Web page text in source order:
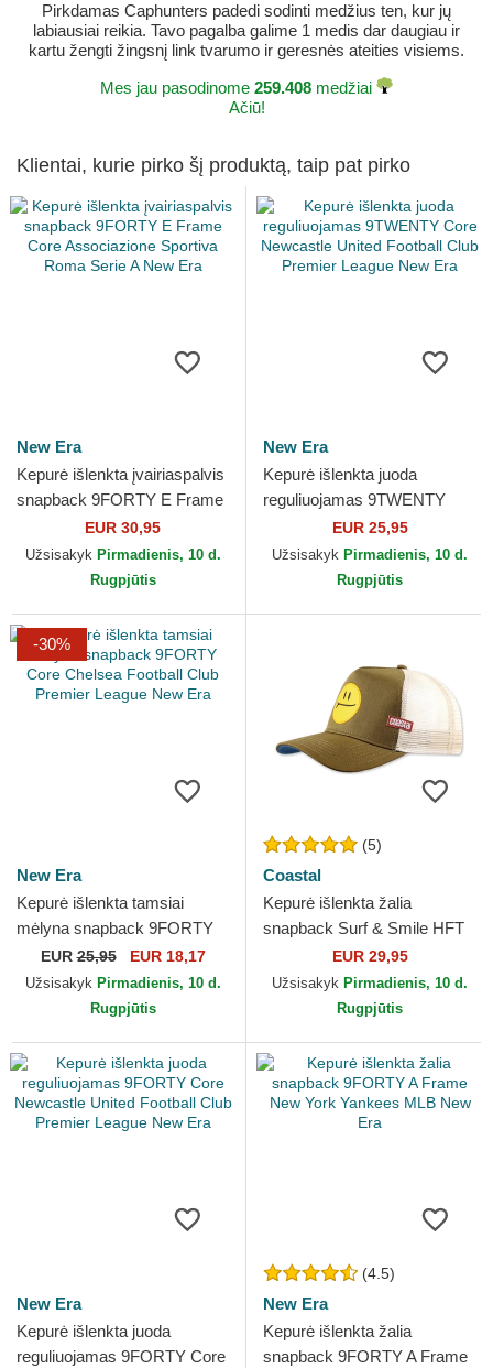
Pirkdamas Caphunters padedi sodinti medžius ten, kur jų
labiausiai reikia. Tavo pagalba galime 1 medis dar daugiau ir
kartu žengti žingsnį link tvarumo ir geresnės ateities visiems.
Mes jau pasodinome 259.408 medžiai
Ačiū!
Klientai, kurie pirko šį produktą, taip pat pirko
New Era
Kepurė išlenkta įvairiaspalvis
snapback 9FORTY E Frame
Core Associazione Sportiva
Roma Serie A...
EUR 30,95
Užsisakyk Pirmadienis, 10 d.
Rugpjūtis
New Era
Kepurė išlenkta juoda
reguliuojamas 9TWENTY
Core Newcastle United
Football Club Premier
EUR 25,95
Užsisakyk Pirmadienis, 10 d.
Rugpjūtis
-30%
New Era
Kepurė išlenkta tamsiai
mėlyna snapback 9FORTY
Core Chelsea Football Club
Premier League New Era
EUR25,95 EUR 18,17
Užsisakyk Pirmadienis, 10 d.
Rugpjūtis
(5)
Coastal
Kepurė išlenkta žalia
snapback Surf & Smile HFT
EUR 29,95
Užsisakyk Pirmadienis, 10 d.
Rugpjūtis
New Era
Kepurė išlenkta juoda
reguliuojamas 9FORTY Core
(4.5)
New Era
Kepurė išlenkta žalia
snapback 9FORTY A Frame